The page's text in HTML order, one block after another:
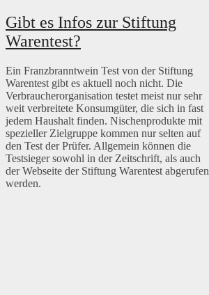
Gibt es Infos zur Stiftung
Warentest?
Ein Franzbranntwein Test von der Stiftung
Warentest gibt es aktuell noch nicht. Die
Verbraucherorganisation testet meist nur sehr
weit verbreitete Konsumgüter, die sich in fast
jedem Haushalt finden. Nischenprodukte mit
spezieller Zielgruppe kommen nur selten auf
den Test der Prüfer. Allgemein können die
Testsieger sowohl in der Zeitschrift, als auch
der Webseite der Stiftung Warentest abgerufen
werden.